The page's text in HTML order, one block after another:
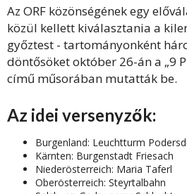
Az ORF közönségének egy
közül kellett kiválasztania a
győztest - tartományonként
döntősöket október 26-án a „9
című műsorában mutatták be.
Az idei versenyzők:
Burgenland: Leuchtturm
Kärnten: Burgenstadt Friesach
Niederösterreich: Maria Taferl
Oberösterreich: Steyrtalbahn